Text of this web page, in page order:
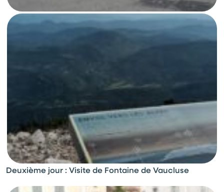
Deuxième jour : Visite de Fontaine de Vaucluse